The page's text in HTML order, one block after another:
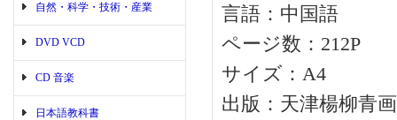
自然・科学・技術・産業
DVD VCD
CD 音楽
日本語教科書
言語：中国語
ページ数：212P
サイズ：A4
出版：天津楊柳青